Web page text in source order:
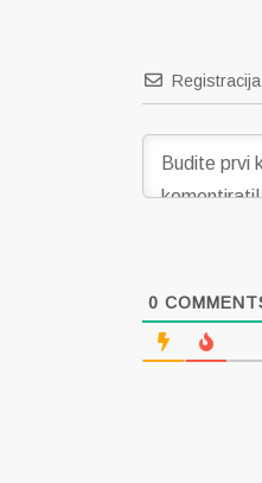
Registracija
0